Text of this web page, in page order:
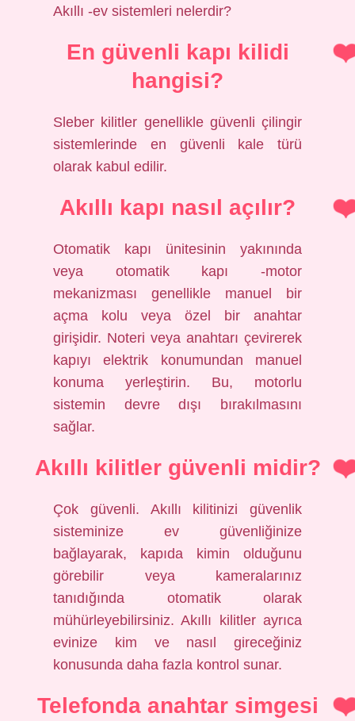
Akıllı -ev sistemleri nelerdir?
En güvenli kapı kilidi
hangisi?
Sleber kilitler genellikle güvenli çilingir
sistemlerinde en güvenli kale türü
olarak kabul edilir.
Akıllı kapı nasıl açılır?
Otomatik kapı ünitesinin yakınında
veya otomatik kapı -motor
mekanizması genellikle manuel bir
açma kolu veya özel bir anahtar
girişidir. Noteri veya anahtarı çevirerek
kapıyı elektrik konumundan manuel
konuma yerleştirin. Bu, motorlu
sistemin devre dışı bırakılmasını
sağlar.
Akıllı kilitler güvenli midir?
Çok güvenli. Akıllı kilitinizi güvenlik
sisteminize ev güvenliğinize
bağlayarak, kapıda kimin olduğunu
görebilir veya kameralarınız
tanıdığında otomatik olarak
mühürleyebilirsiniz. Akıllı kilitler ayrıca
evinize kim ve nasıl gireceğiniz
konusunda daha fazla kontrol sunar.
Telefonda anahtar simgesi